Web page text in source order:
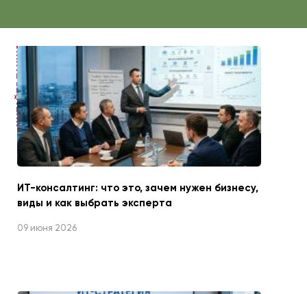
ЧИТАЙТЕ ТАКЖЕ
ИТ-консалтинг: что это, зачем нужен бизнесу,
виды и как выбрать эксперта
09 июня 2026